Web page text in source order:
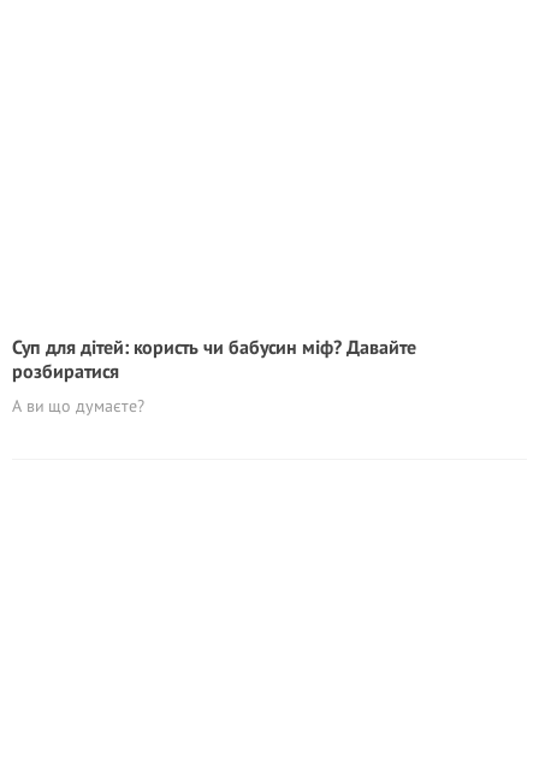
Суп для дітей: користь чи бабусин міф? Давайте
розбиратися
А ви що думаєте?